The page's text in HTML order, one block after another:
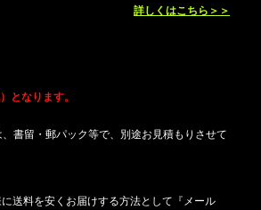
詳しくはこちら＞＞
なります。
、書留・郵パック等で、別途お見積もりさせて
送料を安くお届けする方法として『メール